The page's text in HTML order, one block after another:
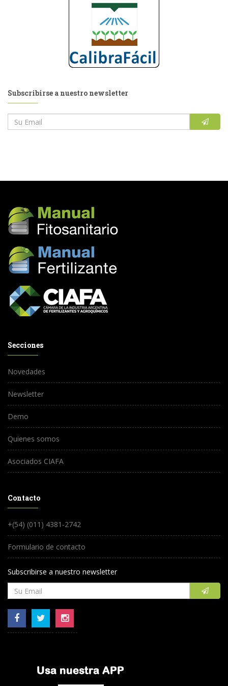
Subscribirse a nuestro newsletter
Secciones
Novedades
Newsletter
Demo
Quienes somos
Asociados CIAFA
Contacto
+(54) (011) 4381-2742
Formulario de contacto
Subscribirse a nuestro newsletter